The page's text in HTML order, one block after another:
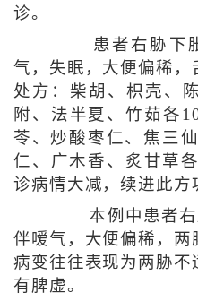
诊。
患者右胁下
气，失眠，大便偏稀，
处方：柴胡、枳壳、
附、法半夏、竹茹各
苓、炒酸枣仁、焦三
仁、广木香、炙甘草
诊病情大减，续进此方
本例中患者右
伴嗳气，大便偏稀，
病变往往表现为两胁
有脾虚。